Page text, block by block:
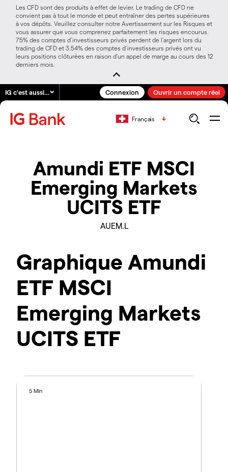
Les CFD sont des produits à effet de levier. Le trading de CFD ne
convient pas à tout le monde et peut entraîner des pertes supérieures
à vos dépôts. Veuillez consulter notre Avertissement sur les Risques et
vous assurer que vous comprenez parfaitement les risques encourus.
75% des comptes d’investisseurs privés perdent de l’argent lors du
trading de CFD et 3.54% des comptes d’investisseurs privés ont vu
leurs positions clôturées en raison d’un appel de marge au cours des 12
derniers mois.
IG c'est aussi… Connexion Ouvrir un compte réel
Français
Amundi ETF MSCI
Emerging Markets
UCITS ETF
AUEM.L
Graphique Amundi
ETF MSCI
Emerging Markets
UCITS ETF
5 Min